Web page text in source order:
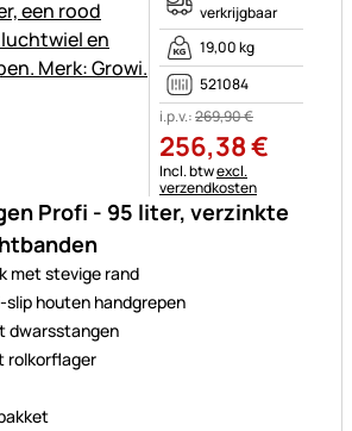
Profi - 95 liter, verzinkte
met stevige rand
houten handgrepen
dwarsstangen
rolkorflager
verkrijgbaar
19,00 kg
521084
i.p.v.:269,90€
256,38€
Belastinginformatie:
Incl. btwexcl.
verzendkosten